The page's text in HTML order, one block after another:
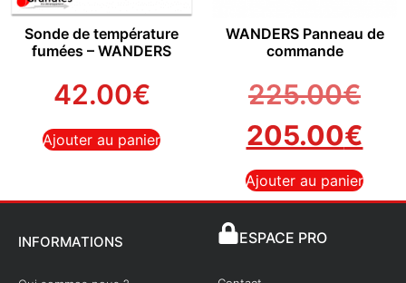
Sonde de température
fumées – WANDERS
42.00€
Ajouter au panier
WANDERS Panneau de
commande
225.00€
205.00€
Ajouter au panier
INFORMATIONS ESPACE PRO